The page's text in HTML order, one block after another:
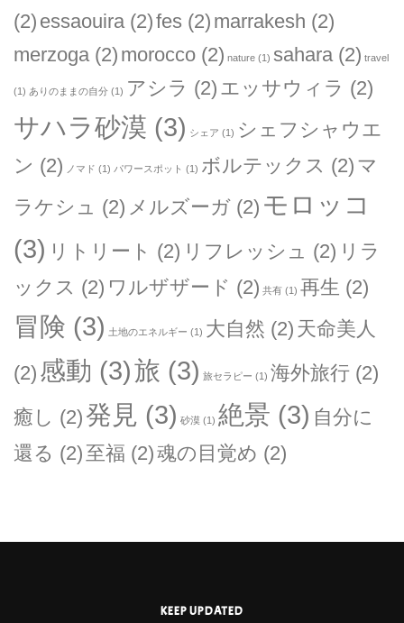
(2) essaouira (2)fes (2) marrakesh (2)
merzoga (2) morocco (2) nature (1) sahara (2) travel
(1) ありのままの自分 (1) アシラ (2) エッサウィラ (2)
サハラ砂漠 (3) シェア (1) シェフシャウエ
ン (2) ノマド (1) パワースポット (1) ボルテックス (2) マ
ラケシュ (2) メルズーガ (2) モロッコ
(3) リトリート (2) リフレッシュ (2) リラ
ックス (2) ワルザザード (2) 共有 (1) 再生 (2)
冒険 (3) 土地のエネルギー (1) 大自然 (2) 天命美人
(2) 感動 (3)旅 (3) 旅セラピー (1) 海外旅行 (2)
癒し (2) 発見 (3) 砂漠 (1) 絶景 (3) 自分に
還る (2) 至福 (2)魂の目覚め (2)
KEEP UPDATED